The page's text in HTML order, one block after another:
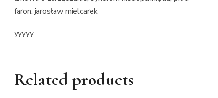
faron, jarosław mielcarek
yyyyy
Related products